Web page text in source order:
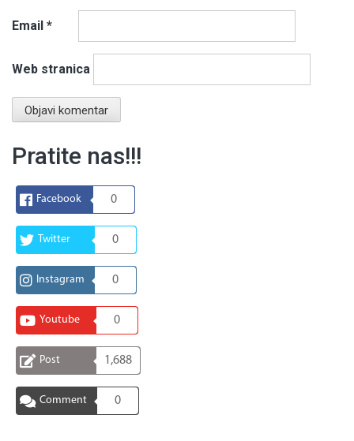
Email *
Web stranica
Pratite nas!!!
Facebook 0
Twitter 0
Instagram 0
Youtube 0
Post 1,688
Comment 0